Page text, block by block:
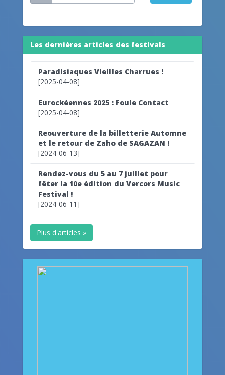
Les dernières articles des festivals
Paradisiaques Vieilles Charrues !
[2025-04-08]
Eurockéennes 2025 : Foule Contact
[2025-04-08]
Reouverture de la billetterie Automne
et le retour de Zaho de SAGAZAN !
[2024-06-13]
Rendez-vous du 5 au 7 juillet pour
fêter la 10e édition du Vercors Music
Festival !
[2024-06-11]
Plus d'articles »